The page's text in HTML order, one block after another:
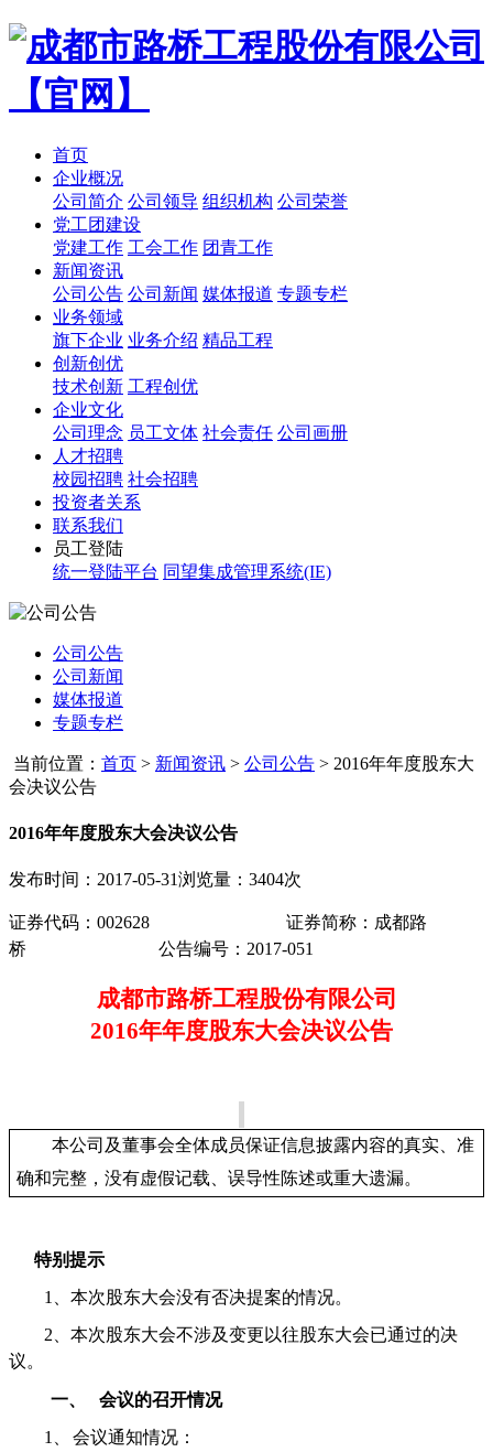
首页
企业概况
公司简介 公司领导 组织机构 公司荣誉
党工团建设
党建工作 工会工作 团青工作
新闻资讯
公司公告 公司新闻 媒体报道 专题专栏
业务领域
旗下企业 业务介绍 精品工程
创新创优
技术创新 工程创优
企业文化
公司理念 员工文体 社会责任 公司画册
人才招聘
校园招聘 社会招聘
投资者关系
联系我们
员工登陆
统一登陆平台 同望集成管理系统(IE)
公司公告
公司新闻
媒体报道
专题专栏
当前位置： 首页 > 新闻资讯 > 公司公告 > 2016年年度股东大
会决议公告
2016年年度股东大会决议公告
发布时间：2017-05-31浏览量：3404次
证券代码： 002628
证券简称：成都路
桥
公告编号 ： 2017-051
成都市路桥工程股份有限公司
2016年年度股东大会决议公告
本公司及董事会全体成员保证信息披露内容的真实、准
确和完整，没有虚假记载、误导性陈述或重大遗漏。
特别提示
1、 本次股东大会没有否决提案的情况。
2 、本次股东大会不涉及变更以往股东大会已通过的决
议。
一、 会议的召开情况
1、 会议通知情况：